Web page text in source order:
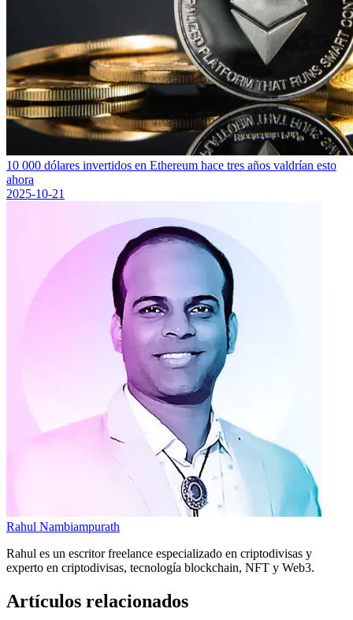
10 000 dólares invertidos en Ethereum hace tres años valdrían esto
ahora
2025-10-21
Rahul Nambiampurath
Rahul es un escritor freelance especializado en criptodivisas y
experto en criptodivisas, tecnología blockchain, NFT y Web3.
Artículos relacionados